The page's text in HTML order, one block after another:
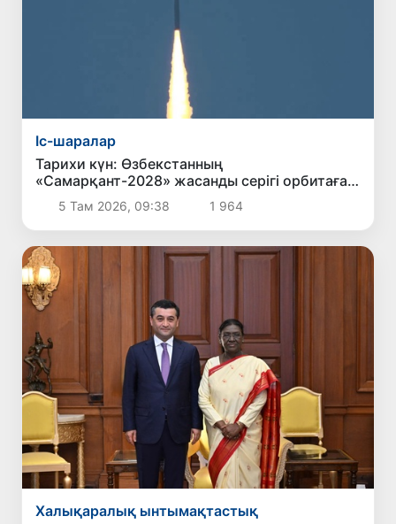
Іс-шаралар
Тарихи күн: Өзбекстанның
«Самарқант-2028» жасанды серігі орбитаға
сәтті шығарылды
5 Там 2026, 09:38 1 964
Халықаралық ынтымақтастық